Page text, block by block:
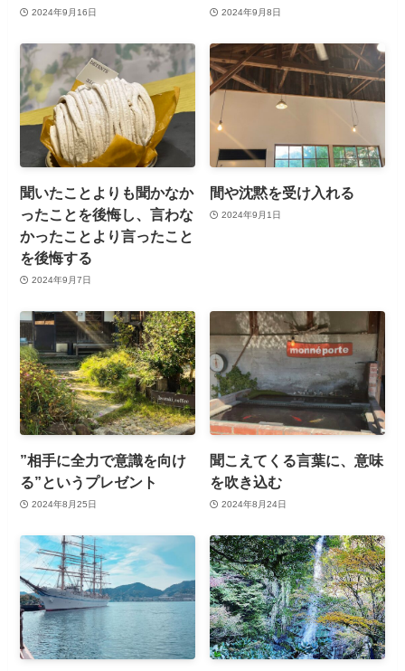
2024年9月16日 2024年9月8日
聞いたことよりも聞かなか
ったことを後悔し、言わな
かったことより言ったこと
を後悔する
2024年9月7日
間や沈黙を受け入れる
2024年9月1日
”相手に全力で意識を向け
る”というプレゼント
2024年8月25日
聞こえてくる言葉に、意味
を吹き込む
2024年8月24日